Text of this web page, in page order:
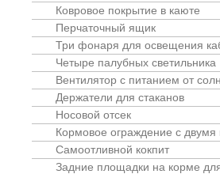
Ковровое покрытие в каюте
Перчаточный ящик
Три фонаря для освещения
Четыре палубных светильника
Вентилятор с питанием от
Держатели для стаканов
Носовой отсек
Кормовое ограждение с двумя
Самоотливной кокпит
Задние площадки на корме